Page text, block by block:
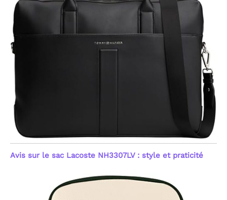
Avis sur le sac Lacoste NH3307LV : style et praticité